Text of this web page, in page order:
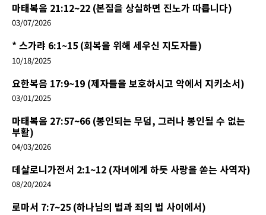
마태복음 21:12~22 (본질을 상실하면 진노가 따릅니다)
03/07/2026
* 스가랴 6:1~15 (회복을 위해 세우신 지도자들)
10/18/2025
요한복음 17:9~19 (제자들을 보호하시고 악에서 지키소서)
03/01/2025
마태복음 27:57~66 (봉인되는 무덤, 그러나 봉인될 수 없는
부활)
04/03/2026
데살로니가전서 2:1~12 (자녀에게 하듯 사랑을 쏟는 사역자)
08/20/2024
로마서 7:7~25 (하나님의 법과 죄의 법 사이에서)